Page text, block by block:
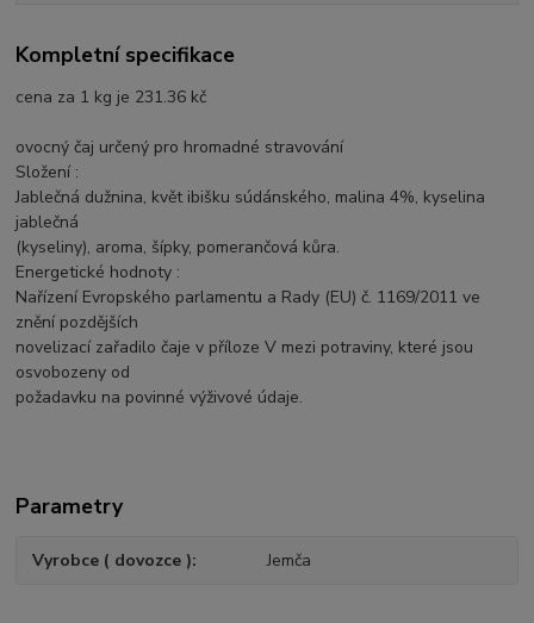
Kompletní specifikace
cena za 1 kg je 231.36 kč
ovocný čaj určený pro hromadné stravování
Složení :
Jablečná dužnina, květ ibišku súdánského, malina 4%, kyselina
jablečná
(kyseliny), aroma, šípky, pomerančová kůra.
Energetické hodnoty :
Nařízení Evropského parlamentu a Rady (EU) č. 1169/2011 ve
znění pozdějších
novelizací zařadilo čaje v příloze V mezi potraviny, které jsou
osvobozeny od
požadavku na povinné výživové údaje.
Parametry
Vyrobce ( dovozce ) Jemča